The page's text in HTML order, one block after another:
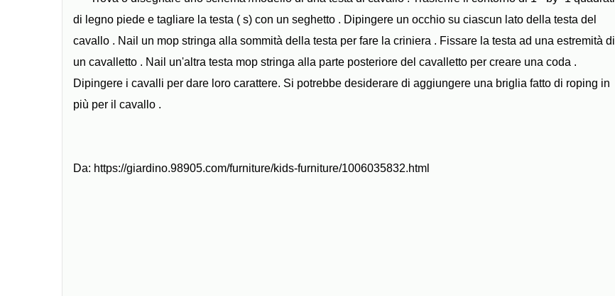
di legno piede e tagliare la testa ( s) con un seghetto . Dipingere un occhio su ciascun lato della testa del
cavallo . Nail un mop stringa alla sommità della testa per fare la criniera . Fissare la testa ad una estremità di
un cavalletto . Nail un'altra testa mop stringa alla parte posteriore del cavalletto per creare una coda .
Dipingere i cavalli per dare loro carattere. Si potrebbe desiderare di aggiungere una briglia fatto di roping in
più per il cavallo .
Da: https://giardino.98905.com/furniture/kids-furniture/1006035832.html